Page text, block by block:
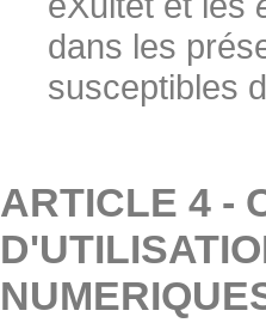
dans les
susceptibles
ARTICLE 4 -